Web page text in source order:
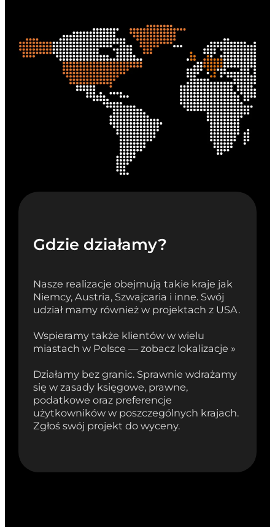
Gdzie działamy?
Nasze realizacje obejmują takie kraje jak
Niemcy, Austria, Szwajcaria i inne. Swój
udział mamy również w projektach z USA.
Wspieramy także klientów w wielu
miastach w Polsce — zobacz lokalizacje »
Działamy bez granic. Sprawnie wdrażamy
się w zasady księgowe, prawne,
podatkowe oraz preferencje
użytkowników w poszczególnych krajach.
Zgłoś swój projekt do wyceny.